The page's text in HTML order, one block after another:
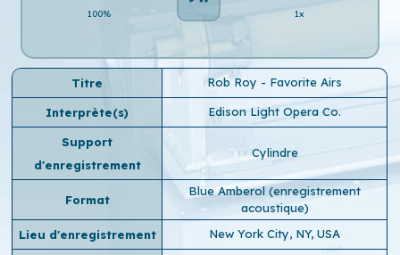
100% 1x
Titre Rob Roy - Favorite Airs
Interprète(s) Edison Light Opera Co.
Support
d'enregistrement
Cylindre
Format
Blue Amberol (enregistrement
acoustique)
Lieu d'enregistrement
New York City, NY, USA